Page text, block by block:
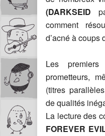
(DARKSEID
comment
d’acné à
Les
prometteurs,
(titres
de qualités
La lecture des
FOREVER